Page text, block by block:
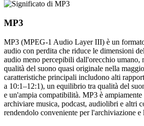
MP3
MP3 (MPEG-1 Audio Layer III) è un
audio con perdita che riduce le dimensioni
audio meno percepibili dall'orecchio umano,
qualità del suono quasi originale nella
caratteristiche principali includono alti
a 10:1–12:1), un equilibrio tra qualità del
e un'ampia compatibilità. MP3 è
archiviare musica, podcast, audiolibri e altri
rendendolo conveniente per l'archiviazione e